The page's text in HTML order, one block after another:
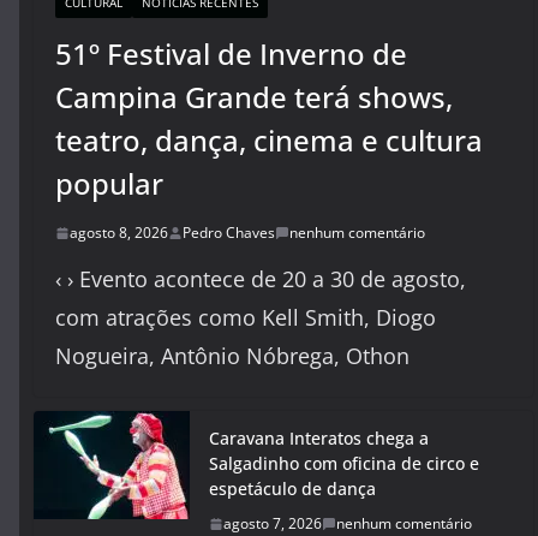
51º Festival de Inverno de
Campina Grande terá shows,
teatro, dança, cinema e cultura
popular
agosto 8, 2026 Pedro Chaves nenhum comentário
‹ › Evento acontece de 20 a 30 de agosto,
com atrações como Kell Smith, Diogo
Nogueira, Antônio Nóbrega, Othon
Caravana Interatos chega a
Salgadinho com oficina de circo e
espetáculo de dança
agosto 7, 2026 nenhum comentário